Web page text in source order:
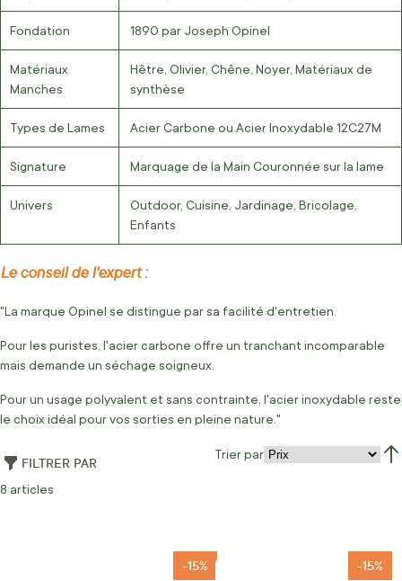
Fondation 1890 par Joseph Opinel
Matériaux
Manches
Hêtre, Olivier, Chêne, Noyer, Matériaux de
synthèse
Types de Lames Acier Carbone ou Acier Inoxydable 12C27M
Signature Marquage de la Main Couronnée sur la lame
Univers
Outdoor, Cuisine, Jardinage, Bricolage,
Enfants
Le conseil de l'expert :
"La marque Opinel se distingue par sa facilité d'entretien.
Pour les puristes, l'acier carbone offre un tranchant incomparable
mais demande un séchage soigneux.
Pour un usage polyvalent et sans contrainte, l'acier inoxydable reste
le choix idéal pour vos sorties en pleine nature."
FILTRER PAR
8 articles
Trier par
-15% -15%